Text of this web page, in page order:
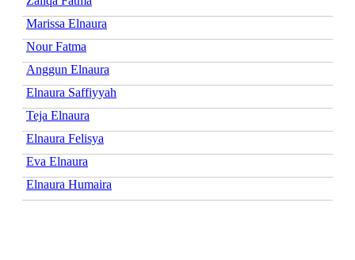
Marissa Elnaura
Nour Fatma
Anggun Elnaura
Elnaura Saffiyyah
Teja Elnaura
Elnaura Felisya
Eva Elnaura
Elnaura Humaira